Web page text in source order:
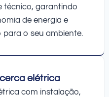
técnico, garantindo
de energia e
o seu ambiente.
elétrica
com instalação,